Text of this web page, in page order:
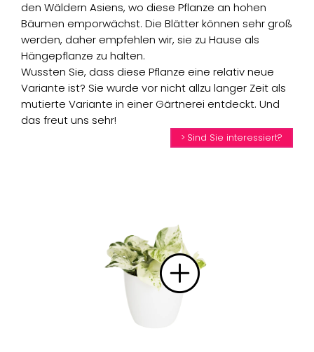
den Wäldern Asiens, wo diese Pflanze an hohen
Bäumen emporwächst. Die Blätter können sehr groß
werden, daher empfehlen wir, sie zu Hause als
Hängepflanze zu halten.
Wussten Sie, dass diese Pflanze eine relativ neue
Variante ist? Sie wurde vor nicht allzu langer Zeit als
mutierte Variante in einer Gärtnerei entdeckt. Und
das freut uns sehr!
Sind Sie interessiert?